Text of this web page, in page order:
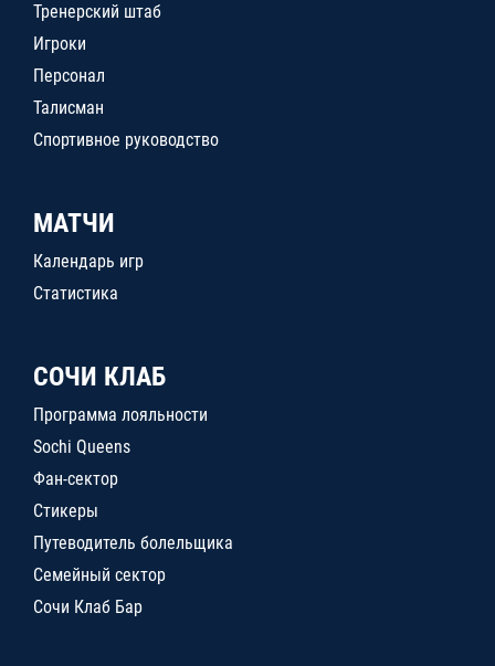
Тренерский штаб
Игроки
Персонал
Талисман
Спортивное руководство
МАТЧИ
Календарь игр
Статистика
СОЧИ КЛАБ
Программа лояльности
Sochi Queens
Фан-сектор
Стикеры
Путеводитель болельщика
Семейный сектор
Сочи Клаб Бар